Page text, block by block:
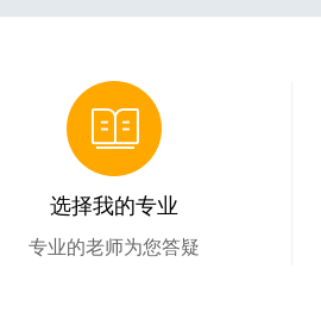
选择我的专业
专业的老师为您答疑